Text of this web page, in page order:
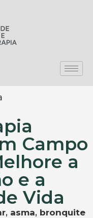
Campo
a
e a
Vida
, asma, bronquite